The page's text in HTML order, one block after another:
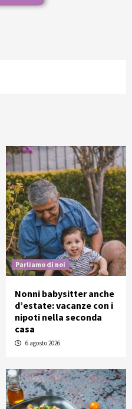
Parliamo di noi
Nonni babysitter anche
d’estate: vacanze con i
nipoti nella seconda
casa
6 agosto 2026